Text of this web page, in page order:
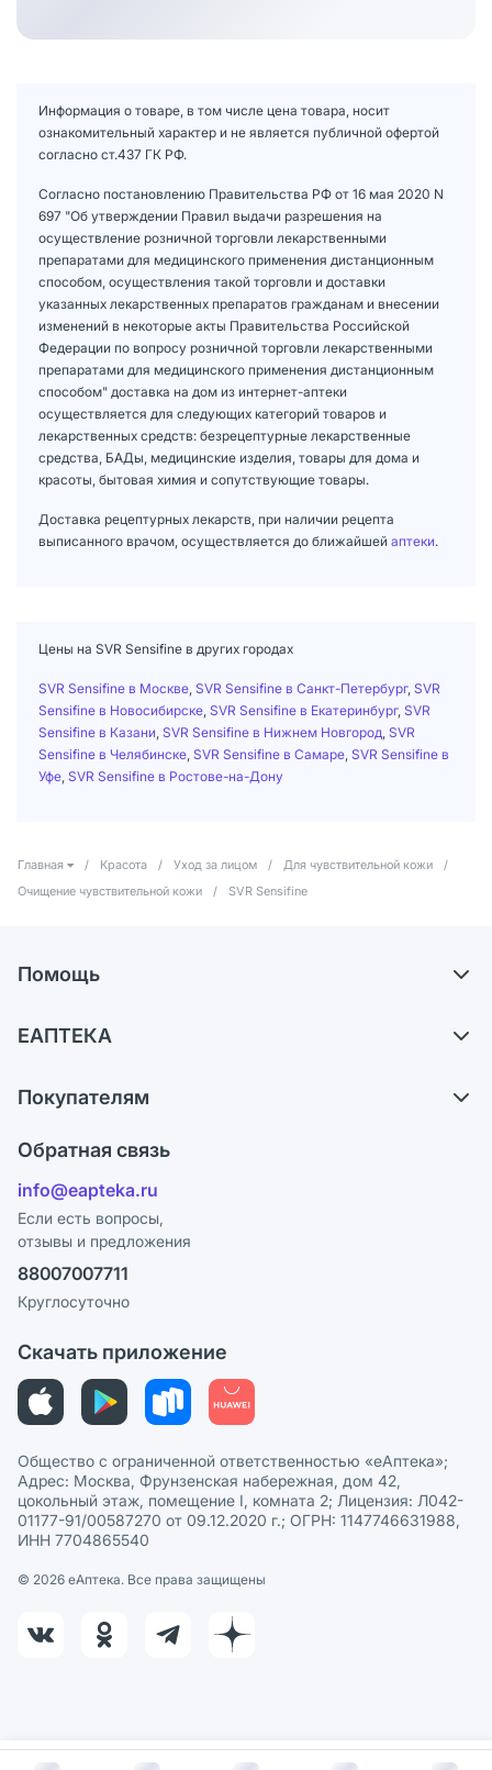
Информация о товаре, в том числе цена товара, носит
ознакомительный характер и не является публичной офертой
согласно ст.437 ГК РФ.
Согласно постановлению Правительства РФ от 16 мая 2020 N
697 "Об утверждении Правил выдачи разрешения на
осуществление розничной торговли лекарственными
препаратами для медицинского применения дистанционным
способом, осуществления такой торговли и доставки
указанных лекарственных препаратов гражданам и внесении
изменений в некоторые акты Правительства Российской
Федерации по вопросу розничной торговли лекарственными
препаратами для медицинского применения дистанционным
способом" доставка на дом из интернет-аптеки
осуществляется для следующих категорий товаров и
лекарственных средств: безрецептурные лекарственные
средства, БАДы, медицинские изделия, товары для дома и
красоты, бытовая химия и сопутствующие товары.
Доставка рецептурных лекарств, при наличии рецепта
выписанного врачом, осуществляется до ближайшей аптеки.
Цены на SVR Sensifine в других городах
SVR Sensifine в Москве SVR Sensifine в Санкт-Петербург, SVR
Sensifine в Новосибирске SVR Sensifine в Екатеринбург, SVR
Sensifine в Казани SVR Sensifine в Нижнем Новгород SVR
Sensifine в Челябинске SVR Sensifine в Самаре SVR Sensifine в
Уфе SVR Sensifine в Ростове-на-Дону
Главная / Красота / Уход за лицом / Для чувствительной кожи
/
Очищение чувствительной кожи
/ SVR Sensifine
Помощь
Самовывоз из аптек
Ответы на вопросы
Блог
ЕАПТЕКА
Карьера
Поставщики
Лицензия
Реклама на сайте
Ваши товары на ЕАПТЕКЕ
Покупателям
Программа СберСпасибо
Политика конфиденциальности
Пользовательское соглашение
Политика рекомендаций
Этика и соответствие
Политика в отношении обработки персональных данных
Обратная связь
info@eapteka.ru
Если есть вопросы,
отзывы и предложения
88007007711
Круглосуточно
Скачать приложение
Общество с ограниченной ответственностью «еАптека»;
Адрес: Москва, Фрунзенская набережная, дом 42,
цокольный этаж, помещение I, комната 2; Лицензия: Л042-
01177-91/00587270 от 09.12.2020 г.; ОГРН: 1147746631988,
ИНН 7704865540
© 2026 eАптека. Все права защищены